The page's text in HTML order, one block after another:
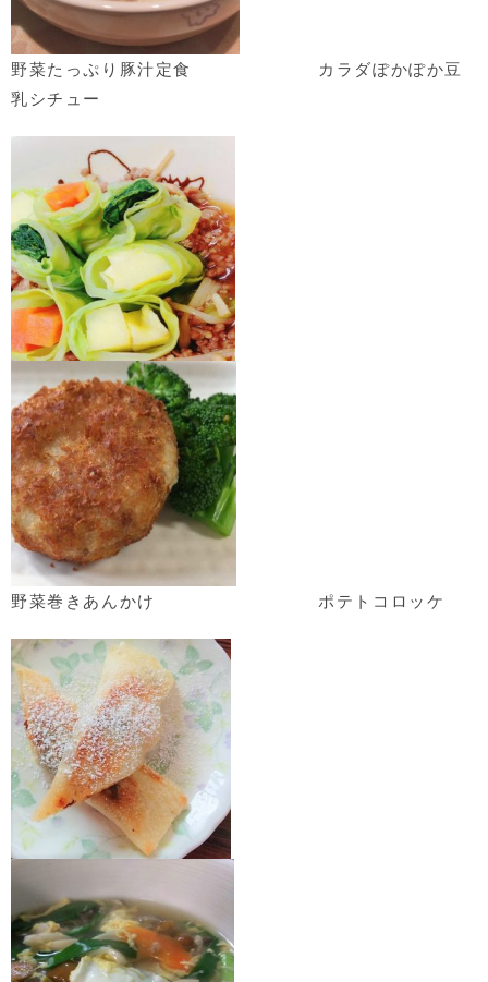
野菜たっぷり豚汁定食 カラダぽかぽか豆
乳シチュー
野菜巻きあんかけ ポテトコロッケ